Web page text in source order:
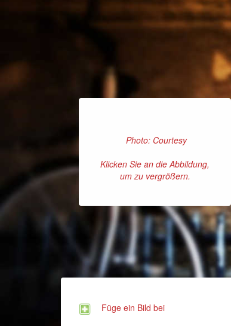
Photo: Courtesy
Klicken Sie an die Abbildung,
um zu vergrößern.
Füge ein Bild bei